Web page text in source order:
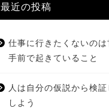
最近の投稿
仕事に行きたくないの
手前で起きていること
人は自分の仮説から検
しよう